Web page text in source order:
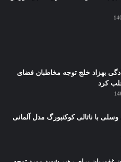
بهزاد خلج توجه مخاطبان فضای
کرد
وسلی با ناتالی کوکنبورگ مدل آلمانی